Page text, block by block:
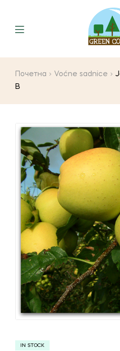
Menu
Почетна Voćne sadnice
B
IN STOCK